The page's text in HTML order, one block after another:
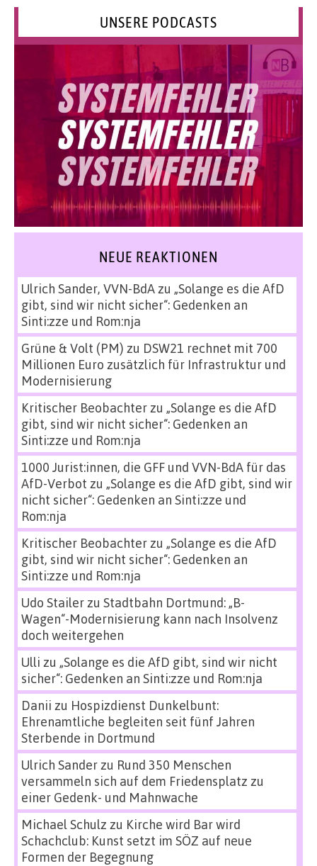
UNSERE PODCASTS
NEUE REAKTIONEN
Ulrich Sander, VVN-BdAzu „Solange es die AfD
gibt, sind wir nicht sicher“: Gedenken an
Sinti:zze und Rom:nja
Grüne & Volt (PM) zu DSW21 rechnet mit 700
Millionen Euro zusätzlich für Infrastruktur und
Modernisierung
Kritischer Beobachterzu „Solange es die AfD
gibt, sind wir nicht sicher“: Gedenken an
Sinti:zze und Rom:nja
1000 Jurist:innen, die GFF und VVN-BdA für das
AfD-Verbot zu „Solange es die AfD gibt, sind wir
nicht sicher“: Gedenken an Sinti:zze und
Rom:nja
Kritischer Beobachterzu „Solange es die AfD
gibt, sind wir nicht sicher“: Gedenken an
Sinti:zze und Rom:nja
Udo Stailerzu Stadtbahn Dortmund: „B-
Wagen“-Modernisierung kann nach Insolvenz
doch weitergehen
Ulli zu „Solange es die AfD gibt, sind wir nicht
sicher“: Gedenken an Sinti:zze und Rom:nja
Danii zu Hospizdienst Dunkelbunt:
Ehrenamtliche begleiten seit fünf Jahren
Sterbende in Dortmund
Ulrich Sanderzu Rund 350 Menschen
versammeln sich auf dem Friedensplatz zu
einer Gedenk- und Mahnwache
Michael Schulz zu Kirche wird Bar wird
Schachclub: Kunst setzt im SÖZ auf neue
Formen der Begegnung